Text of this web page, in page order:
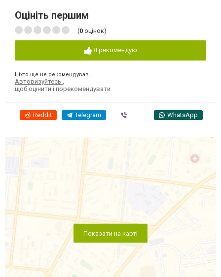
Оцініть першим
(0 оцінок)
Я рекомендую
Ніхто ще не рекомендував
Авторизуйтесь
щоб оцінити і порекомендувати
Reddit Telegram WhatsApp
Показати на карті